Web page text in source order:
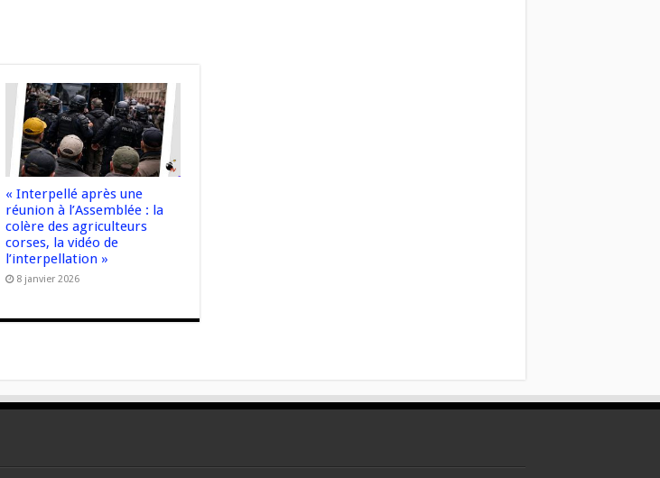
« Interpellé après une
réunion à l’Assemblée : la
colère des agriculteurs
corses, la vidéo de
l’interpellation »
8 janvier 2026